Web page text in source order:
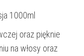
1000ml
oraz pięknie
na włosy oraz